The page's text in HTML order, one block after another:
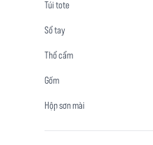
Túi tote
Sổ tay
Thổ cẩm
Gốm
Hộp sơn mài